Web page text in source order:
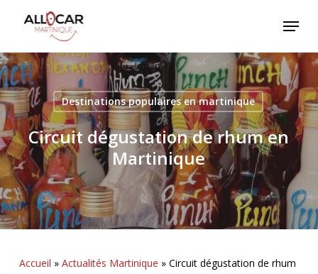
content
Menu
Destinations populaires en martinique
Circuit dégustation de rhum en
Martinique
Accueil » Actualités Martinique » Circuit dégustation de rhum